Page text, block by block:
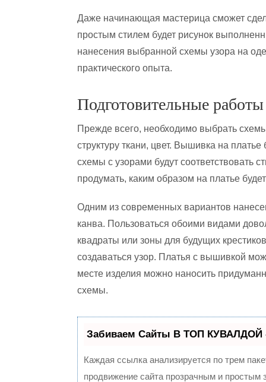
Даже начинающая мастерица сможет
простым стилем будет рисунок
нанесения выбранной схемы узора на
практического опыта.
Подготовительные работы
Прежде всего, необходимо выбрать
структуру ткани, цвет. Вышивка на
схемы с узорами будут соответствовать
продумать, каким образом на платье
Одним из современных вариантов
канва. Пользоваться обоими видами
квадраты или зоны для будущих
создаваться узор. Платья с вышивкой
месте изделия можно наносить
схемы.
Забиваем Сайты В ТОП КУВАЛДОЙ -
Каждая ссылка анализируется по трем
продвижение сайта прозрачным и